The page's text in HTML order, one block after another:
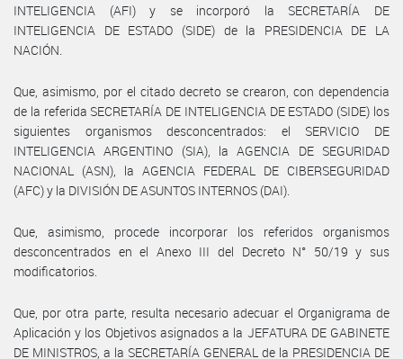
INTELIGENCIA (AFI) y se incorporó la SECRETARÍA DE
INTELIGENCIA DE ESTADO (SIDE) de la PRESIDENCIA DE LA
NACIÓN.
Que, asimismo, por el citado decreto se crearon, con dependencia
de la referida SECRETARÍA DE INTELIGENCIA DE ESTADO (SIDE) los
siguientes organismos desconcentrados: el SERVICIO DE
INTELIGENCIA ARGENTINO (SIA), la AGENCIA DE SEGURIDAD
NACIONAL (ASN), la AGENCIA FEDERAL DE CIBERSEGURIDAD
(AFC) y la DIVISIÓN DE ASUNTOS INTERNOS (DAI).
Que, asimismo, procede incorporar los referidos organismos
desconcentrados en el Anexo III del Decreto N° 50/19 y sus
modificatorios.
Que, por otra parte, resulta necesario adecuar el Organigrama de
Aplicación y los Objetivos asignados a la JEFATURA DE GABINETE
DE MINISTROS, a la SECRETARÍA GENERAL de la PRESIDENCIA DE